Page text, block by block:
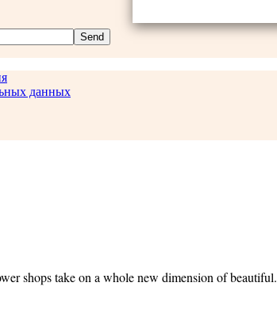
Send
данных
shops take on a whole new dimension of beautiful.